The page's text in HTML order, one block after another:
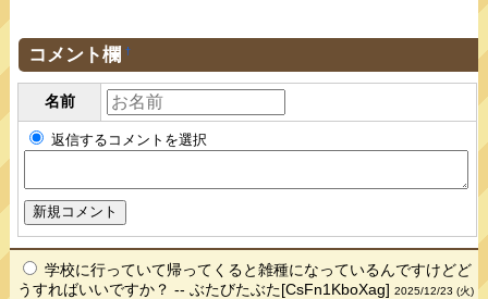
コメント欄 †
名前
返信するコメントを選択
学校に行っていて帰ってくると雑種になっているんですけどど
うすればいいですか？ -- ぶたびたぶた[CsFn1KboXag]2025/12/23 (火)